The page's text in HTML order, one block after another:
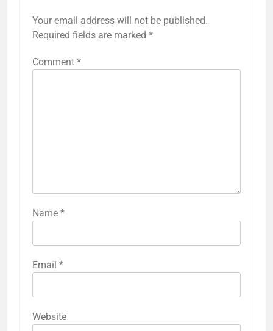
Your email address will not be published.
Required fields are marked *
Comment *
Name *
Email *
Website